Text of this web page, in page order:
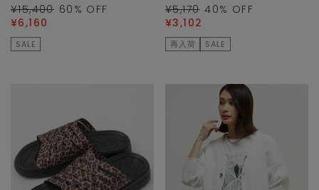
¥15,400 60 % OFF
¥6,160
SALE
¥5,170 40% OFF
¥3,102
再入荷 SALE